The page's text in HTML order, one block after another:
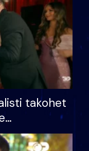
takohet
letër